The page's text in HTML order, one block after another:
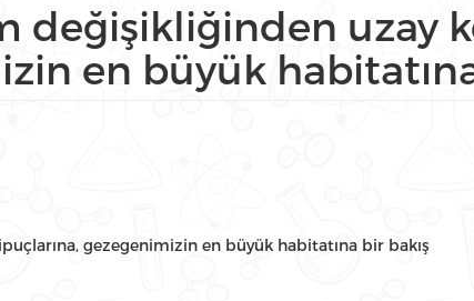
değişikliğinden uzay
en büyük
gezegenimizin en büyük habitatına bir bakış